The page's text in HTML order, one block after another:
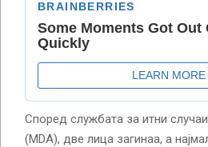
Според службата за итни
(MDA), две лица загинаа, а